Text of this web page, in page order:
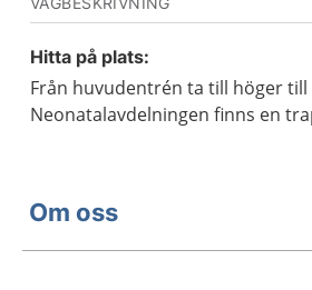
Hitta på plats:
Från huvudentrén ta till höger till
Neonatalavdelningen finns en
Om oss